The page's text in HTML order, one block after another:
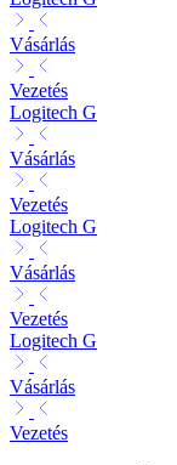
Vásárlás
Vezetés
Logitech G
Vásárlás
Vezetés
Logitech G
Vásárlás
Vezetés
Logitech G
Vásárlás
Vezetés